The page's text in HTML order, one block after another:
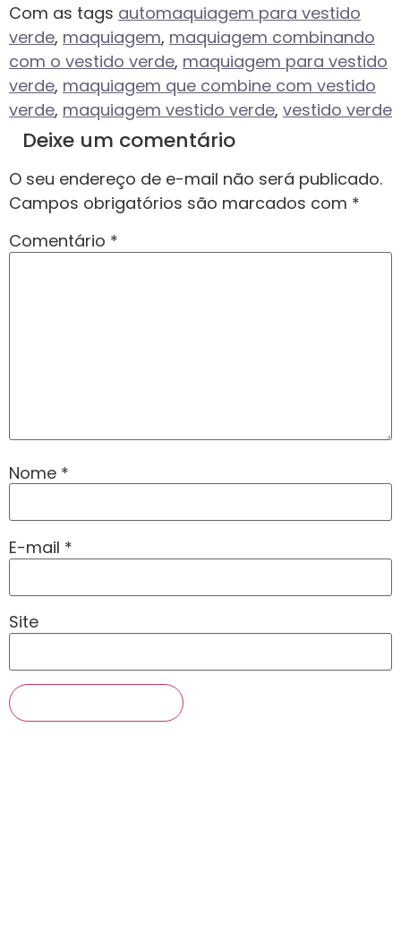
Com as tags automaquiagem para vestido
verde, maquiagem, maquiagem combinando
com o vestido verde, maquiagem para vestido
verde, maquiagem que combine com vestido
verde, maquiagem vestido verde, vestido verde
Deixe um comentário
O seu endereço de e-mail não será publicado.
Campos obrigatórios são marcados com *
Comentário *
Nome *
E-mail *
Site